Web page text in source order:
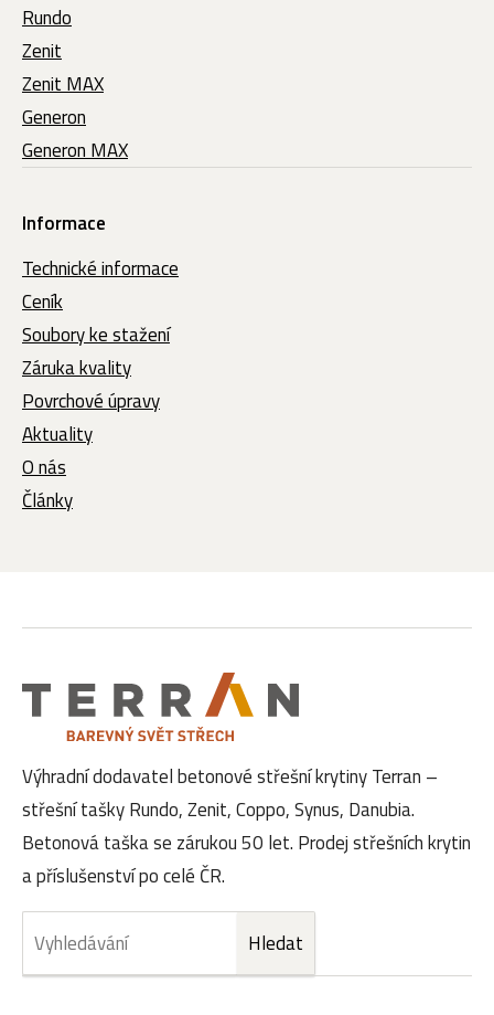
Rundo
Zenit
Zenit MAX
Generon
Generon MAX
Informace
Technické informace
Ceník
Soubory ke stažení
Záruka kvality
Povrchové úpravy
Aktuality
O nás
Články
Výhradní dodavatel betonové střešní krytiny Terran –
střešní tašky Rundo, Zenit, Coppo, Synus, Danubia.
Betonová taška se zárukou 50 let. Prodej střešních krytin
a příslušenství po celé ČR.